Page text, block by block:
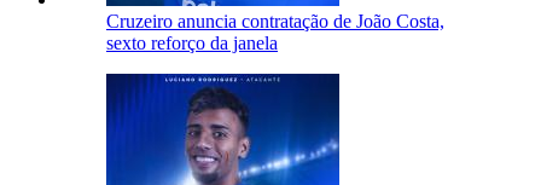
Cruzeiro anuncia contratação de João Costa,
sexto reforço da janela